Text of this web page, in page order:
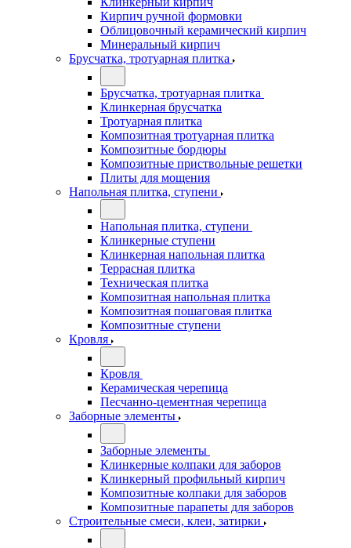
Кирпич ручной формовки
Облицовочный керамический кирпич
Минеральный кирпич
Брусчатка, тротуарная плитка
Брусчатка, тротуарная плитка
Клинкерная брусчатка
Тротуарная плитка
Композитная тротуарная плитка
Композитные бордюры
Композитные приствольные решетки
Плиты для мощения
Напольная плитка, ступени
Напольная плитка, ступени
Клинкерные ступени
Клинкерная напольная плитка
Террасная плитка
Техническая плитка
Композитная напольная плитка
Композитная пошаговая плитка
Композитные ступени
Кровля
Кровля
Керамическая черепица
Песчанно-цементная черепица
Заборные элементы
Заборные элементы
Клинкерные колпаки для заборов
Клинкерный профильный кирпич
Композитные колпаки для заборов
Композитные парапеты для заборов
Строительные смеси, клеи, затирки